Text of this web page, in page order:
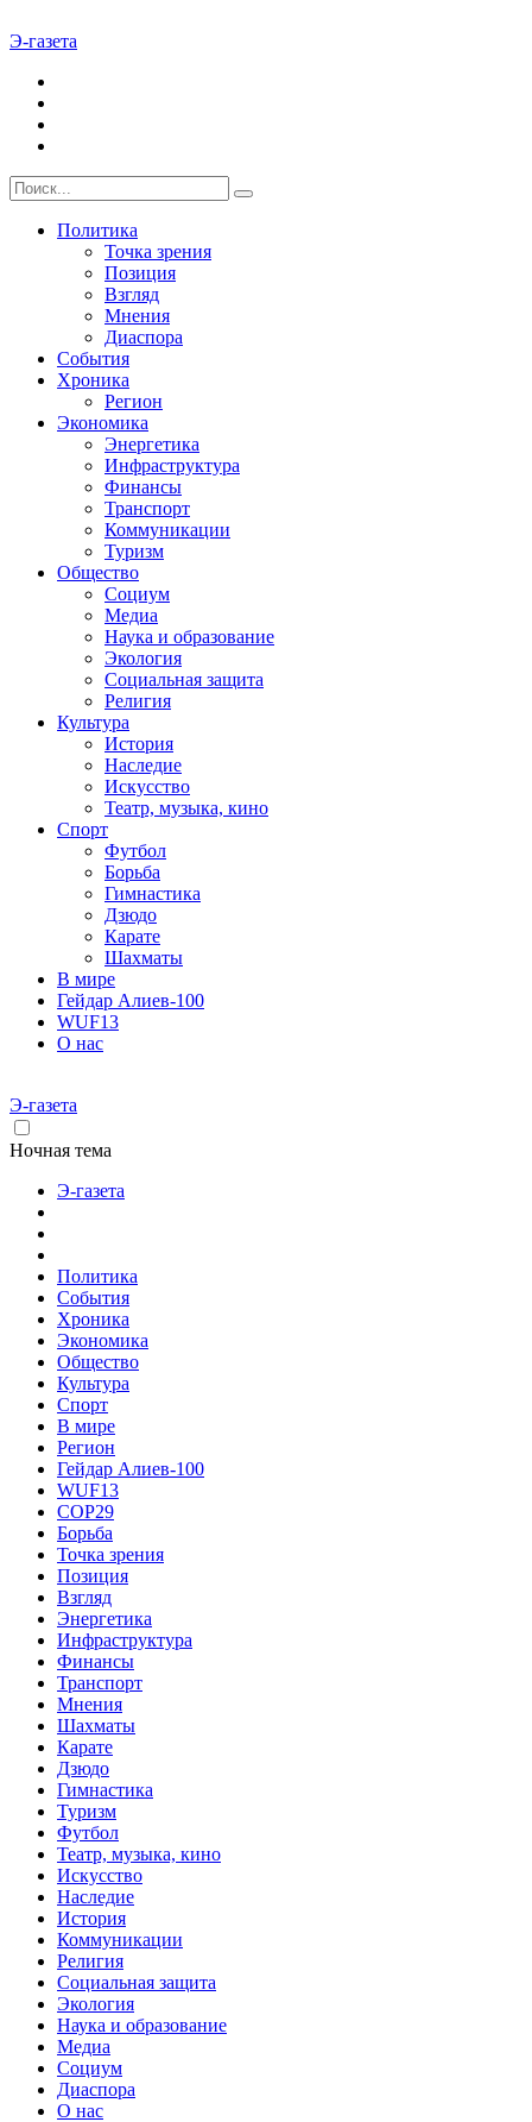
Э-газета
Политика
Точка зрения
Позиция
Взгляд
Мнения
Диаспора
События
Хроника
Регион
Экономика
Энергетика
Инфраструктура
Финансы
Транспорт
Коммуникации
Туризм
Общество
Социум
Медиа
Наука и образование
Экология
Социальная защита
Религия
Культура
История
Наследие
Искусство
Театр, музыка, кино
Спорт
Футбол
Борьба
Гимнастика
Дзюдо
Карате
Шахматы
В мире
Гейдар Алиев-100
WUF13
О нас
Э-газета
Ночная тема
Э-газета
Политика
События
Хроника
Экономика
Общество
Культура
Спорт
В мире
Регион
Гейдар Алиев-100
WUF13
COP29
Борьба
Точка зрения
Позиция
Взгляд
Энергетика
Инфраструктура
Финансы
Транспорт
Мнения
Шахматы
Карате
Дзюдо
Гимнастика
Туризм
Футбол
Театр, музыка, кино
Искусство
Наследие
История
Коммуникации
Религия
Социальная защита
Экология
Наука и образование
Медиа
Социум
Диаспора
О нас